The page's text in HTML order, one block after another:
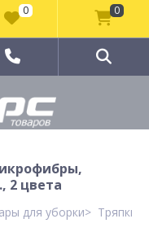
2 цвета
для уборки Тряпки,
0 0